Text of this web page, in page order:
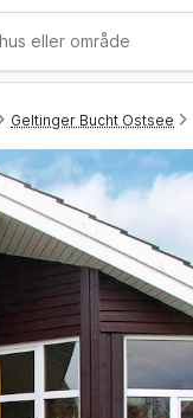
Geltinger Bucht Ostsee